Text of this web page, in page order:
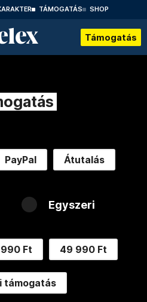
TÁMOGATÁS SHOP
Támogatás
PayPal Átutalás
Egyszeri
Ft 49 990 Ft
támogatás